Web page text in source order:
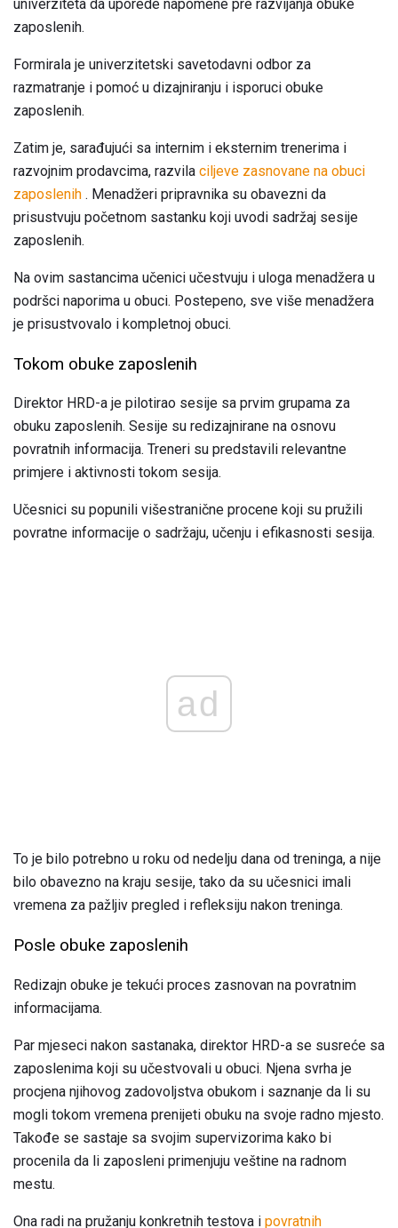
univerziteta da uporede napomene pre razvijanja obuke
zaposlenih.
Formirala je univerzitetski savetodavni odbor za
razmatranje i pomoć u dizajniranju i isporuci obuke
zaposlenih.
Zatim je, sarađujući sa internim i eksternim trenerima i
razvojnim prodavcima, razvila ciljeve zasnovane na obuci
zaposlenih . Menadžeri pripravnika su obavezni da
prisustvuju početnom sastanku koji uvodi sadržaj sesije
zaposlenih.
Na ovim sastancima učenici učestvuju i uloga menadžera u
podršci naporima u obuci. Postepeno, sve više menadžera
je prisustvovalo i kompletnoj obuci.
Tokom obuke zaposlenih
Direktor HRD-a je pilotirao sesije sa prvim grupama za
obuku zaposlenih. Sesije su redizajnirane na osnovu
povratnih informacija. Treneri su predstavili relevantne
primjere i aktivnosti tokom sesija.
Učesnici su popunili višestranične procene koji su pružili
povratne informacije o sadržaju, učenju i efikasnosti sesija.
ad
To je bilo potrebno u roku od nedelju dana od treninga, a nije
bilo obavezno na kraju sesije, tako da su učesnici imali
vremena za pažljiv pregled i refleksiju nakon treninga.
Posle obuke zaposlenih
Redizajn obuke je tekući proces zasnovan na povratnim
informacijama.
Par mjeseci nakon sastanaka, direktor HRD-a se susreće sa
zaposlenima koji su učestvovali u obuci. Njena svrha je
procjena njihovog zadovoljstva obukom i saznanje da li su
mogli tokom vremena prenijeti obuku na svoje radno mjesto.
Takođe se sastaje sa svojim supervizorima kako bi
procenila da li zaposleni primenjuju veštine na radnom
mestu.
Ona radi na pružanju konkretnih testova i povratnih